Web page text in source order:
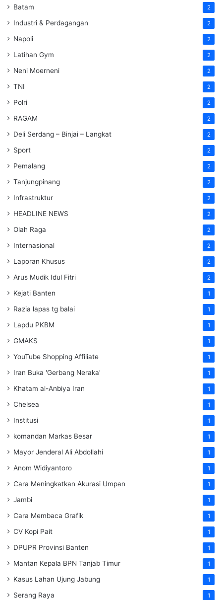
Batam 2
Industri & Perdagangan 2
Napoli 2
Latihan Gym 2
Neni Moerneni 2
TNI 2
Polri 2
RAGAM 2
Deli Serdang – Binjai – Langkat 2
Sport 2
Pemalang 2
Tanjungpinang 2
Infrastruktur 2
HEADLINE NEWS 2
Olah Raga 2
Internasional 2
Laporan Khusus 2
Arus Mudik Idul Fitri 2
Kejati Banten 1
Razia lapas tg balai 1
Lapdu PKBM 1
GMAKS 1
YouTube Shopping Affiliate 1
Iran Buka 'Gerbang Neraka' 1
Khatam al-Anbiya Iran 1
Chelsea 1
Institusi 1
komandan Markas Besar 1
Mayor Jenderal Ali Abdollahi 1
Anom Widiyantoro 1
Cara Meningkatkan Akurasi Umpan 1
Jambi 1
Cara Membaca Grafik 1
CV Kopi Pait 1
DPUPR Provinsi Banten 1
Mantan Kepala BPN Tanjab Timur 1
Kasus Lahan Ujung Jabung 1
Serang Raya 1